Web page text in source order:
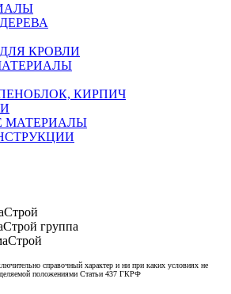
КРОВЛИ
КИРПИЧ
МАТЕРИАЛЫ
справочный характер и ни при каких условиях не
положениями Статьи 437 ГКРФ